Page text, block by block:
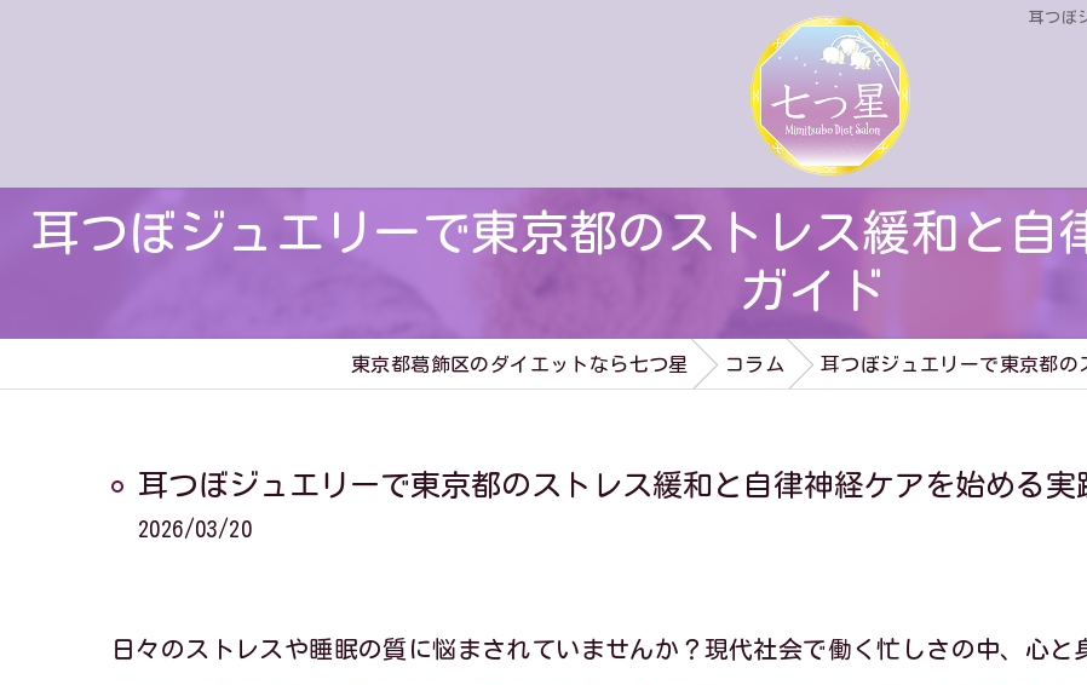
耳つぼ
耳つぼジュエリーで東京都のストレス緩和と自
ガイド
東京都葛飾区のダイエットなら七つ星 コラム 耳つぼジュエリーで東京都
耳つぼジュエリーで東京都のストレス緩和と自律神経ケアを始める実
2026/03/20
日々のストレスや睡眠の質に悩まされていませんか？現代社会で働く忙しさの中、心